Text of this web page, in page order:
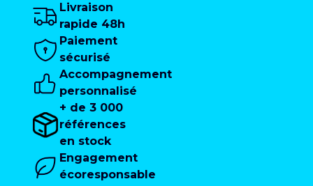
Livraison
rapide 48h
Paiement
sécurisé
Accompagnement
personnalisé
+ de 3 000
références
en stock
Engagement
écoresponsable